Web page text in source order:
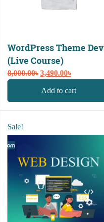
WordPress Theme Dev
(Live Course)
8,000.00৳ Original
3,490.00৳Current
Add to cart
Sale!